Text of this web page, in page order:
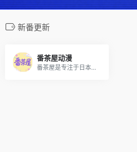
新番更新
番茶屋动漫
番茶屋是专注于日本动漫番剧的在线观看平台，提供最新番剧、经典动漫全集免费高清播放，新番更新及时，涵盖热血、校园、治愈等多种类型，让你轻松追番不等待！